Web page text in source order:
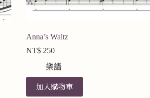
Anna’s Waltz
NT$ 250
樂譜
加入購物車